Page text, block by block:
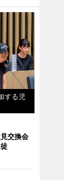
する児
交換会